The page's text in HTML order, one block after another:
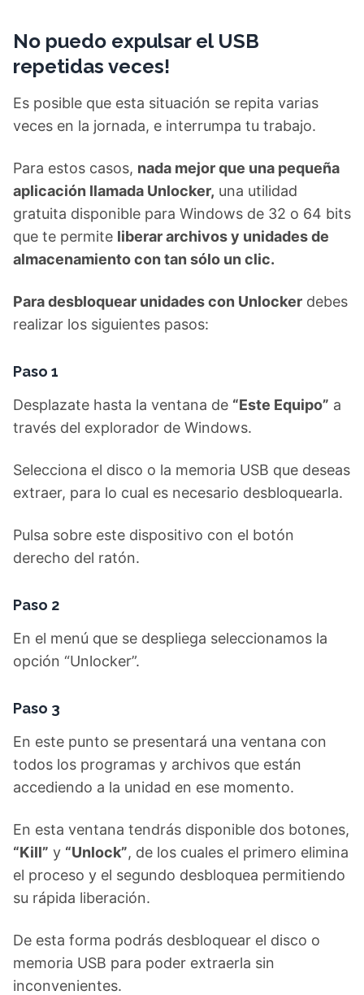
No puedo expulsar el USB
repetidas veces!
Es posible que esta situación se repita varias
veces en la jornada, e interrumpa tu trabajo.
Para estos casos, nada mejor que una pequeña
aplicación llamada Unlocker, una utilidad
gratuita disponible para Windows de 32 o 64 bits
que te permite liberar archivos y unidades de
almacenamiento con tan sólo un clic.
Para desbloquear unidades con Unlocker debes
realizar los siguientes pasos:
Paso 1
Desplazate hasta la ventana de “Este Equipo” a
través del explorador de Windows.
Selecciona el disco o la memoria USB que deseas
extraer, para lo cual es necesario desbloquearla.
Pulsa sobre este dispositivo con el botón
derecho del ratón.
Paso 2
En el menú que se despliega seleccionamos la
opción “Unlocker”.
Paso 3
En este punto se presentará una ventana con
todos los programas y archivos que están
accediendo a la unidad en ese momento.
En esta ventana tendrás disponible dos botones,
“Kill” y “Unlock”, de los cuales el primero elimina
el proceso y el segundo desbloquea permitiendo
su rápida liberación.
De esta forma podrás desbloquear el disco o
memoria USB para poder extraerla sin
inconvenientes.